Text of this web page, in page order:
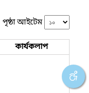
পৃষ্ঠা আইটেম
কার্যকলাপ